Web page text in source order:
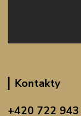
Kontakty
+420 722